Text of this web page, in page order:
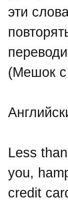
эти
(Мешок с
Less
you,
credit